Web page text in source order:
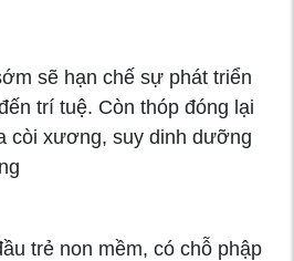
sẽ hạn chế sự phát triển
trí tuệ. Còn thóp đóng lại
còi xương, suy dinh dưỡng
trẻ non mềm, có chỗ phập